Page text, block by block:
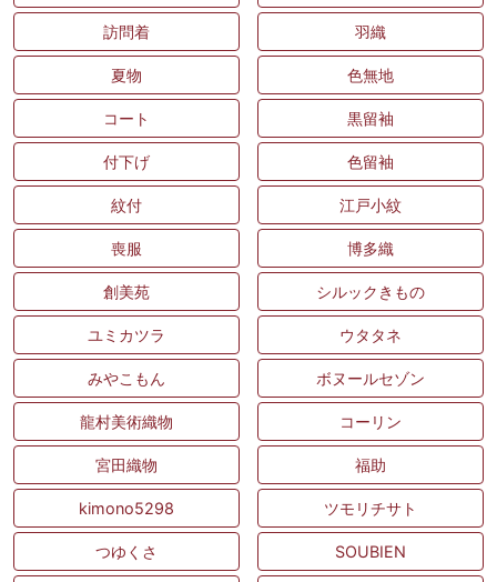
訪問着 羽織
夏物 色無地
コート 黒留袖
付下げ 色留袖
紋付 江戸小紋
喪服 博多織
創美苑 シルックきもの
ユミカツラ ウタタネ
みやこもん ボヌールセゾン
龍村美術織物 コーリン
宮田織物 福助
kimono5298 ツモリチサト
つゆくさ SOUBIEN